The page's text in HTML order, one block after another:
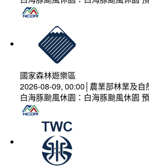
國家森林遊樂區
2026-08-09, 00:00│農業部林業及自
白海豚颱風休園：白海豚颱風休園